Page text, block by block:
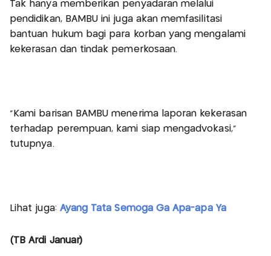
Tak hanya memberikan penyadaran melalui
pendidikan, BAMBU ini juga akan memfasilitasi
bantuan hukum bagi para korban yang mengalami
kekerasan dan tindak pemerkosaan.
"Kami barisan BAMBU menerima laporan kekerasan
terhadap perempuan, kami siap mengadvokasi,"
tutupnya.
Lihat juga: Ayang Tata Semoga Ga Apa-apa Ya
(TB Ardi Januar)